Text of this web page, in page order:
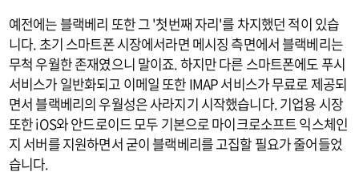
예전에는 블랙베리 또한 그 '첫번째 자리'를 차지했던 적이 있습
니다. 초기 스마트폰 시장에서라면 메시징 측면에서 블랙베리는
무척 우월한 존재였으니 말이죠. 하지만 다른 스마트폰에도 푸시
서비스가 일반화되고 이메일 또한 IMAP 서비스가 무료로 제공되
면서 블랙베리의 우월성은 사라지기 시작했습니다. 기업용 시장
또한 iOS와 안드로이드 모두 기본으로 마이크로소프트 익스체인
지 서버를 지원하면서 굳이 블랙베리를 고집할 필요가 줄어들었
습니다.